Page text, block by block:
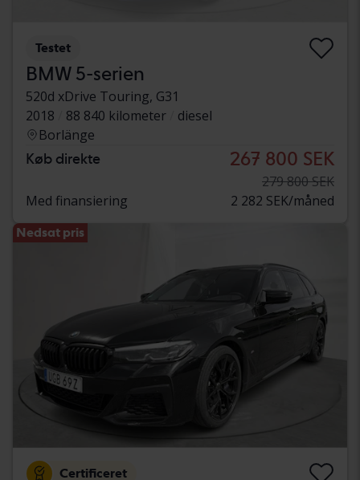
Testet
BMW 5-serien
520d xDrive Touring, G31
2018
88 840 kilometer
diesel
Borlänge
Køb direkte 267 800 SEK
279 800 SEK
Med finansiering
2 282 SEK/måned
Nedsat pris
Certificeret